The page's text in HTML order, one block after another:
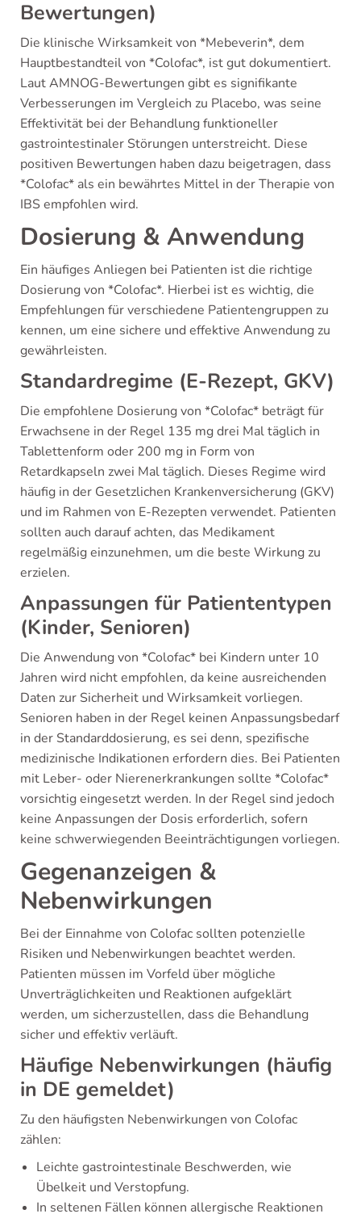
Bewertungen)
Die klinische Wirksamkeit von *Mebeverin*, dem
Hauptbestandteil von *Colofac*, ist gut dokumentiert.
Laut AMNOG-Bewertungen gibt es signifikante
Verbesserungen im Vergleich zu Placebo, was seine
Effektivität bei der Behandlung funktioneller
gastrointestinaler Störungen unterstreicht. Diese
positiven Bewertungen haben dazu beigetragen, dass
*Colofac* als ein bewährtes Mittel in der Therapie von
IBS empfohlen wird.
Dosierung & Anwendung
Ein häufiges Anliegen bei Patienten ist die richtige
Dosierung von *Colofac*. Hierbei ist es wichtig, die
Empfehlungen für verschiedene Patientengruppen zu
kennen, um eine sichere und effektive Anwendung zu
gewährleisten.
Standardregime (E-Rezept, GKV)
Die empfohlene Dosierung von *Colofac* beträgt für
Erwachsene in der Regel 135 mg drei Mal täglich in
Tablettenform oder 200 mg in Form von
Retardkapseln zwei Mal täglich. Dieses Regime wird
häufig in der Gesetzlichen Krankenversicherung (GKV)
und im Rahmen von E-Rezepten verwendet. Patienten
sollten auch darauf achten, das Medikament
regelmäßig einzunehmen, um die beste Wirkung zu
erzielen.
Anpassungen für Patiententypen
(Kinder, Senioren)
Die Anwendung von *Colofac* bei Kindern unter 10
Jahren wird nicht empfohlen, da keine ausreichenden
Daten zur Sicherheit und Wirksamkeit vorliegen.
Senioren haben in der Regel keinen Anpassungsbedarf
in der Standarddosierung, es sei denn, spezifische
medizinische Indikationen erfordern dies. Bei Patienten
mit Leber- oder Nierenerkrankungen sollte *Colofac*
vorsichtig eingesetzt werden. In der Regel sind jedoch
keine Anpassungen der Dosis erforderlich, sofern
keine schwerwiegenden Beeinträchtigungen vorliegen.
Gegenanzeigen &
Nebenwirkungen
Bei der Einnahme von Colofac sollten potenzielle
Risiken und Nebenwirkungen beachtet werden.
Patienten müssen im Vorfeld über mögliche
Unverträglichkeiten und Reaktionen aufgeklärt
werden, um sicherzustellen, dass die Behandlung
sicher und effektiv verläuft.
Häufige Nebenwirkungen (häufig
in DE gemeldet)
Zu den häufigsten Nebenwirkungen von Colofac
zählen:
Leichte gastrointestinale Beschwerden, wie
Übelkeit und Verstopfung.
In seltenen Fällen können allergische Reaktionen